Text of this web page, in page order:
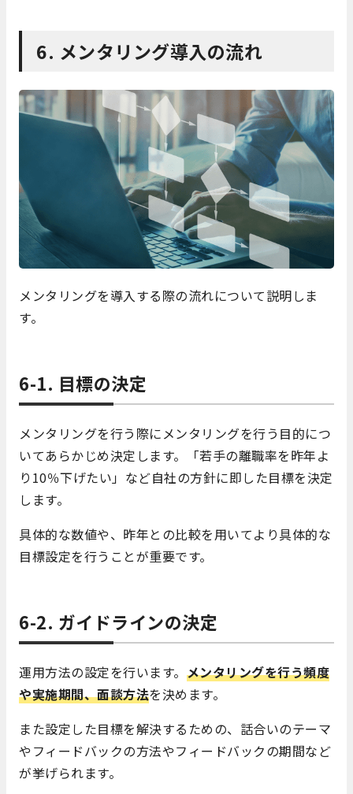
6. メンタリング導入の流れ
メンタリングを導入する際の流れについて説明しま
す。
6-1. 目標の決定
メンタリングを行う際にメンタリングを行う目的につ
いてあらかじめ決定します。「若手の離職率を昨年よ
り10％下げたい」など自社の方針に即した目標を決定
します。
具体的な数値や、昨年との比較を用いてより具体的な
目標設定を行うことが重要です。
6-2. ガイドラインの決定
運用方法の設定を行います。 メンタリングを行う頻度
や実施期間、面談方法を決めます。
また設定した目標を解決するための、話合いのテーマ
やフィードバックの方法やフィードバックの期間など
が挙げられます。